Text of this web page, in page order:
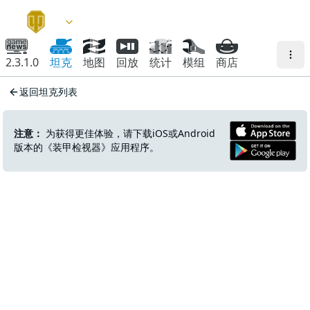
2.3.1.0 坦克 地图 回放 统计 模组 商店
返回坦克列表
注意： 为获得更佳体验，请下载iOS或Android
版本的《装甲检视器》应用程序。